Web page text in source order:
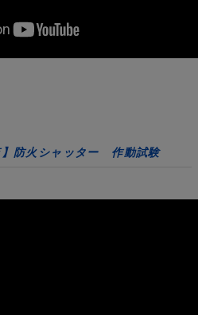
】防火シャッター 作動試験